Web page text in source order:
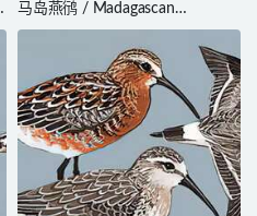
马岛燕鸻 / Madagascan
Pratincole / Glareola ocularis